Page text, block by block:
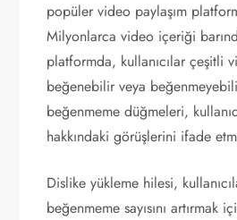
popüler video paylaşım
Milyonlarca video içeriği
platformda, kullanıcılar çeşitli
beğenebilir veya
beğenmeme düğmeleri,
hakkındaki görüşlerini ifade
Dislike yükleme hilesi,
beğenmeme sayısını artırmak